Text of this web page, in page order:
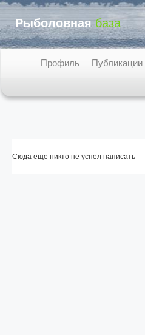
Рыболовная база
Профиль Публикации
Сюда еще никто не успел написать